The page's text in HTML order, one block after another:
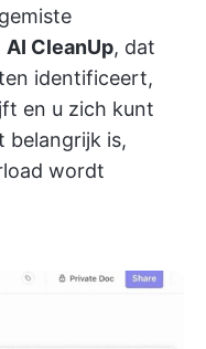
AI CleanUp, dat
identificeert,
en u zich kunt
belangrijk is,
wordt